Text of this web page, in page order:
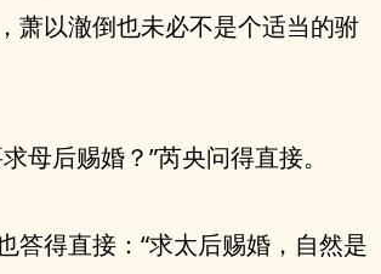
萧以澈倒也未必不是个适当的驸
母后赐婚？”芮央问得直接。
答得直接：“求太后赐婚，自然是